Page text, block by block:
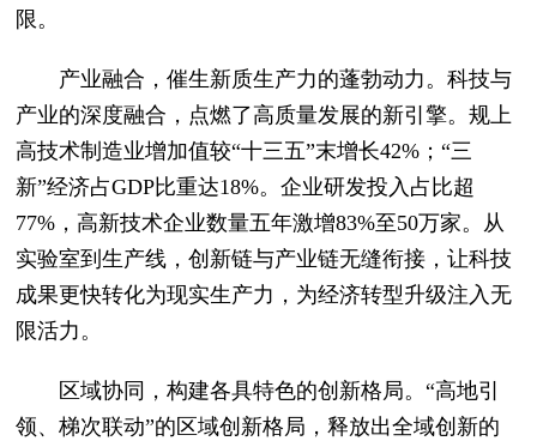
限。
产业融合，催生新质生产力的蓬勃动力。科技与
产业的深度融合，点燃了高质量发展的新引擎。规上
高技术制造业增加值较“十三五”末增长42%；“三
新”经济占GDP比重达18%。企业研发投入占比超
77%，高新技术企业数量五年激增83%至50万家。从
实验室到生产线，创新链与产业链无缝衔接，让科技
成果更快转化为现实生产力，为经济转型升级注入无
限活力。
区域协同，构建各具特色的创新格局。“高地引
领、梯次联动”的区域创新格局，释放出全域创新的